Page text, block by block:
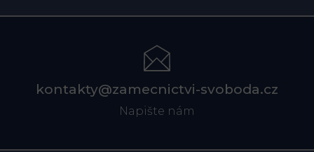
kontakty@zamecnictvi-svoboda.cz
Napište nám